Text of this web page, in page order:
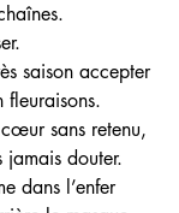
saison accepter
fleuraisons.
sans retenu,
douter.
dans l’enfer